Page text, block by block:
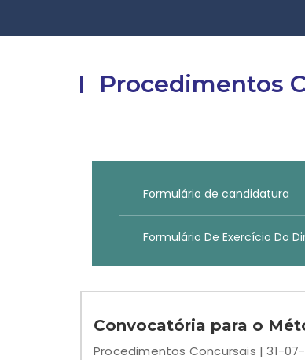
Procedimentos
Formulário de candidatura
Formulário De Exercício Do
Convocatória para o
Procedimentos Concursais | 31-